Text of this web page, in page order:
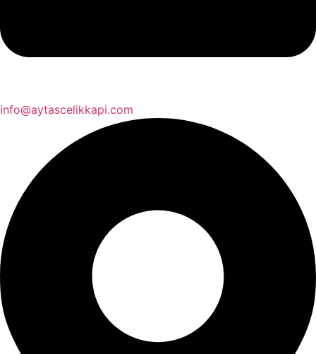
info@aytascelikkapi.com